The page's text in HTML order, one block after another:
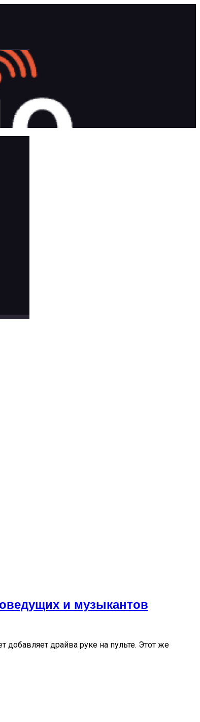
и музыкантов
добавляет драйва руке на пульте. Этот же